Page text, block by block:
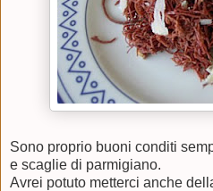
Sono proprio buoni conditi
e scaglie di parmigiano.
Avrei potuto metterci anche